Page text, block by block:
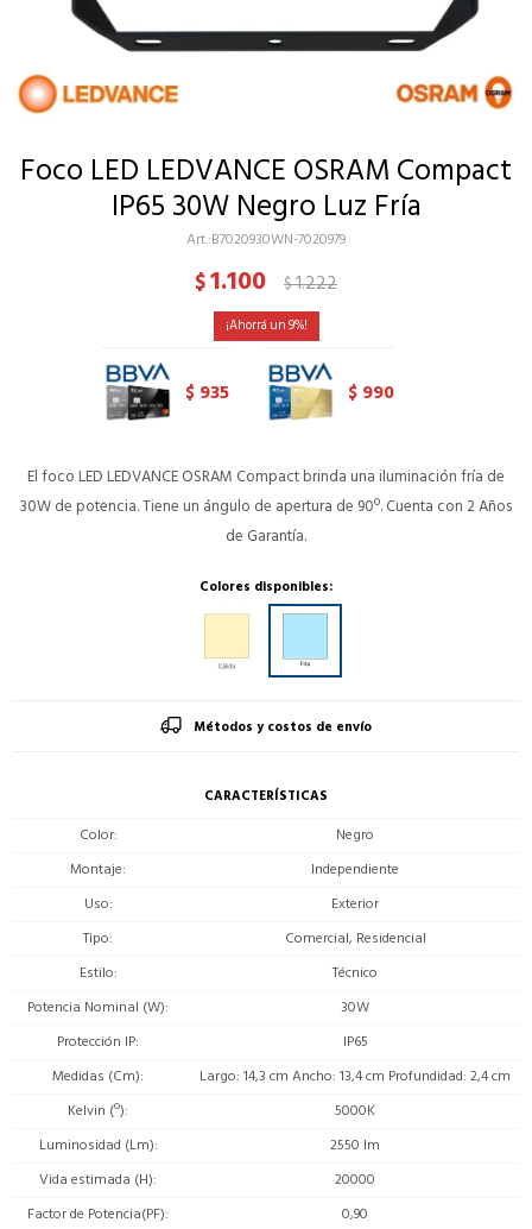
Foco LED LEDVANCE OSRAM Compact
IP65 30W Negro Luz Fría
B7020930WN-7020979
$1.100 $1.222
9
$ 935 $ 990
El foco LED LEDVANCE OSRAM Compact brinda una iluminación fría de
30W de potencia. Tiene un ángulo de apertura de 90º. Cuenta con 2 Años
de Garantía.
Colores disponibles:
Métodos y costos de envío
CARACTERÍSTICAS
Color
Negro
Montaje
Independiente
Uso
Exterior
Tipo
Comercial, Residencial
Estilo
Técnico
Potencia Nominal (W)
30W
Protección IP
IP65
Medidas (Cm)
Largo: 14,3 cm Ancho: 13,4 cm Profundidad: 2,4 cm
Kelvin (º)
5000K
Luminosidad (Lm)
2550 lm
Vida estimada (H)
20000
Factor de Potencia(PF)
0,90